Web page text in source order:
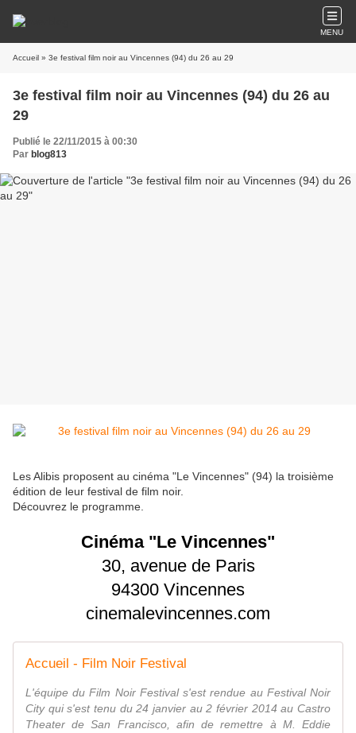
MENU
Accueil » 3e festival film noir au Vincennes (94) du 26 au 29
3e festival film noir au Vincennes (94) du 26 au
29
Publié le 22/11/2015 à 00:30
Par blog813
Les Alibis proposent au cinéma "Le Vincennes" (94) la troisième
édition de leur festival de film noir.
Découvrez le programme.
Cinéma "Le Vincennes"
30, avenue de Paris
94300 Vincennes
cinemalevincennes.com
Accueil - Film Noir Festival
L'équipe du Film Noir Festival s'est rendue au Festival Noir
City qui s'est tenu du 24 janvier au 2 février 2014 au Castro
Theater de San Francisco, afin de remettre à M. Eddie